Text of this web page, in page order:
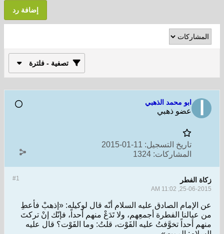
إضافة رد
تصفية - فلترة
ابو محمد الذهبي
عضو ذهبي
تاريخ التسجيل: 11-01-2015
المشاركات: 1324
#1 زكاة الفطر
25-06-2015, 11:02 AM
عن الإمام الصادق عليه السلام أنّه قال لوكيله: «إذهبْ فأعطِ
من عيالنا الفطرة أجمعِهم، ولا تَدَعْ منهم أحداً، فإنّك إنْ تركتَ
منهم أحداً تخوَّفتُ عليه الفَوْت، قلتُ: وما الفَوْت؟ قال عليه